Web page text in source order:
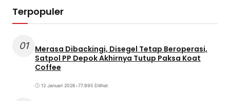
Terpopuler
01
Merasa Dibackingi, Disegel Tetap Beroperasi,
Satpol PP Depok Akhirnya Tutup Paksa Koat
Coffee
12 Januari 2026•77.895 Dilihat